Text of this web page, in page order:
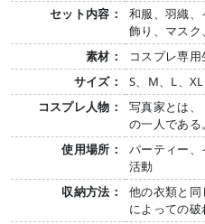
セット内容：
和服、羽織
飾り、マスク
素材：
コスプレ専用
サイズ：
S、M、L、XL
コスプレ人物：
写真家とは
の一人である。
使用場所：
パーティー
活動
収納方法：
他の衣類と
によっての破